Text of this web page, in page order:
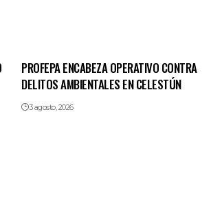
PROFEPA ENCABEZA OPERATIVO CONTRA
DELITOS AMBIENTALES EN CELESTÚN
3 agosto, 2026